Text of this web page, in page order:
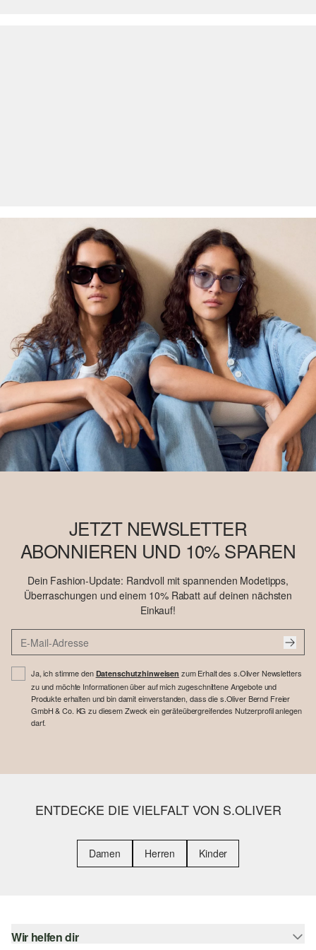
JETZT NEWSLETTER
ABONNIEREN UND 10% SPAREN
Dein Fashion-Update: Randvoll mit spannenden Modetipps,
Überraschungen und einem 10% Rabatt auf deinen nächsten
Einkauf!
Ja, ich stimme den Datenschutzhinweisen zum Erhalt des s.Oliver Newsletters
zu und möchte Informationen über auf mich zugeschnittene Angebote und
Produkte erhalten und bin damit einverstanden, dass die s.Oliver Bernd Freier
GmbH & Co. KG zu diesem Zweck ein geräteübergreifendes Nutzerprofil anlegen
darf.
ENTDECKE DIE VIELFALT VON S.OLIVER
Damen Herren Kinder
Wir helfen dir